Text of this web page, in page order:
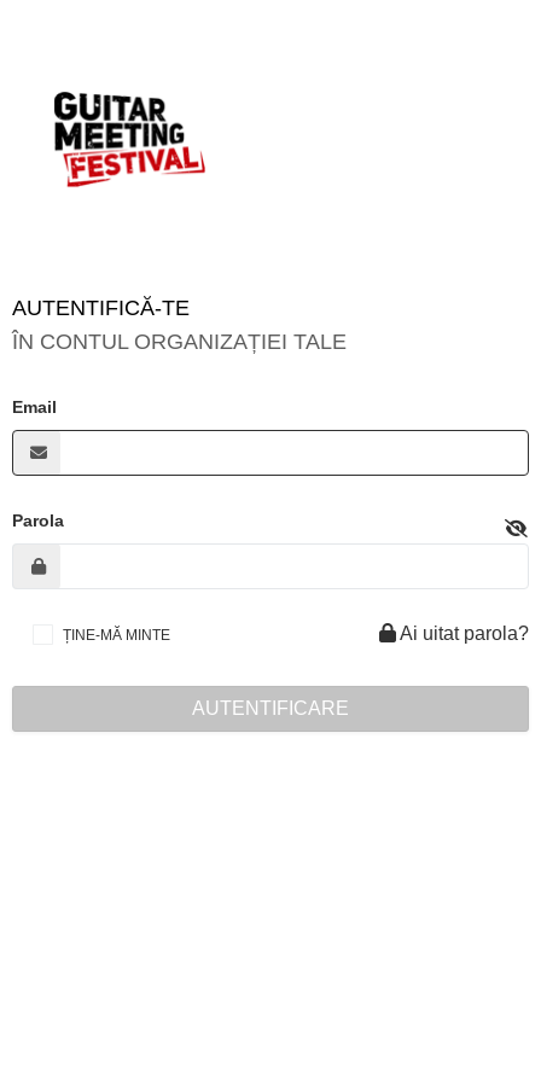
AUTENTIFICĂ-TE
ÎN CONTUL ORGANIZAȚIEI TALE
Email
Parola
ȚINE-MĂ MINTE Ai uitat parola?
AUTENTIFICARE